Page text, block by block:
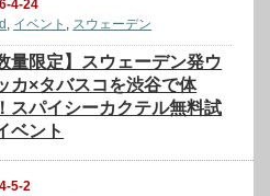
4-24
, イベント , スウェーデン
量限定】スウェーデン発ウ
カ×タバスコを渋谷で体
スパイシーカクテル無料試
ベント
5-2